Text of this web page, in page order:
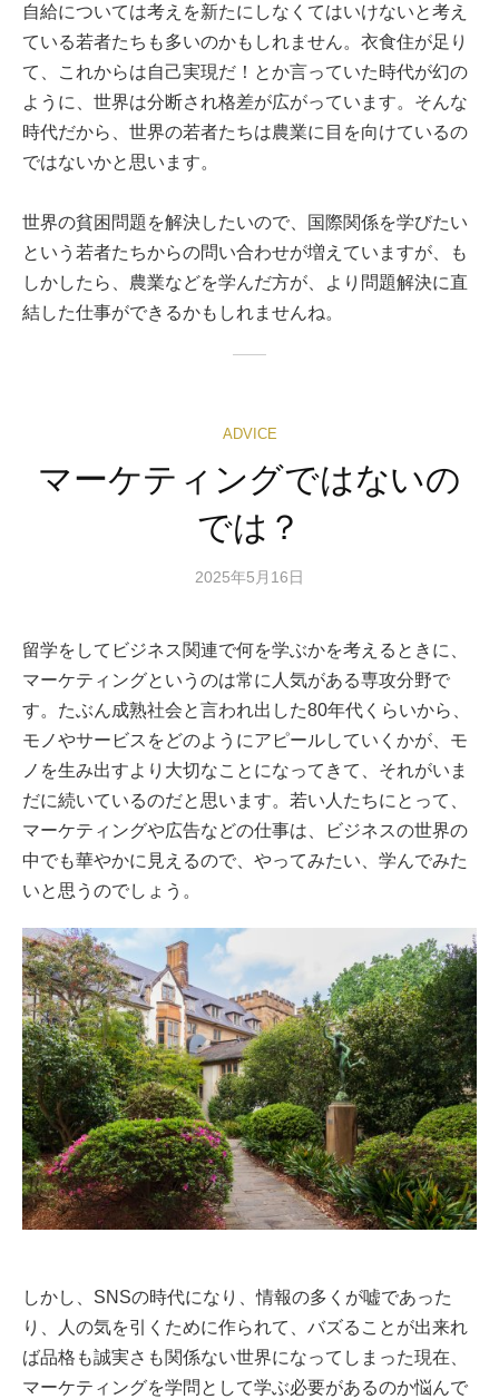
自給については考えを新たにしなくてはいけないと考え
ている若者たちも多いのかもしれません。衣食住が足り
て、これからは自己実現だ！とか言っていた時代が幻の
ように、世界は分断され格差が広がっています。そんな
時代だから、世界の若者たちは農業に目を向けているの
ではないかと思います。
世界の貧困問題を解決したいので、国際関係を学びたい
という若者たちからの問い合わせが増えていますが、も
しかしたら、農業などを学んだ方が、より問題解決に直
結した仕事ができるかもしれませんね。
ADVICE
マーケティングではないの
では？
2025年5月16日
留学をしてビジネス関連で何を学ぶかを考えるときに、
マーケティングというのは常に人気がある専攻分野で
す。たぶん成熟社会と言われ出した80年代くらいから、
モノやサービスをどのようにアピールしていくかが、モ
ノを生み出すより大切なことになってきて、それがいま
だに続いているのだと思います。若い人たちにとって、
マーケティングや広告などの仕事は、ビジネスの世界の
中でも華やかに見えるので、やってみたい、学んでみた
いと思うのでしょう。
しかし、SNSの時代になり、情報の多くが嘘であった
り、人の気を引くために作られて、バズることが出来れ
ば品格も誠実さも関係ない世界になってしまった現在、
マーケティングを学問として学ぶ必要があるのか悩んで